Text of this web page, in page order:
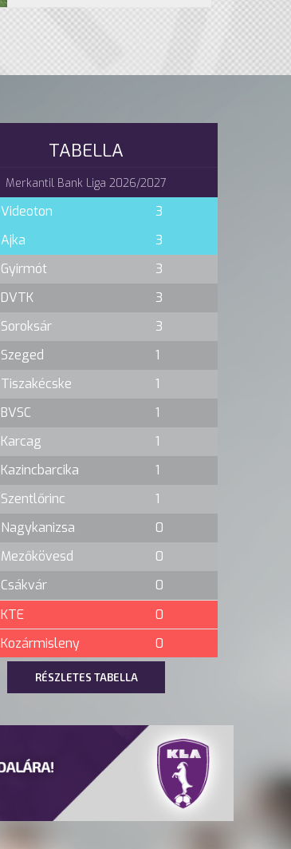
TABELLA
Merkantil Bank Liga 2026/2027
Videoton
3
Ajka
3
Gyirmót
3
DVTK
3
Soroksár
3
Szeged
1
Tiszakécske
1
BVSC
1
Karcag
1
Kazincbarcika
1
Szentlőrinc
1
Nagykanizsa
0
Mezőkövesd
0
Csákvár
0
KTE
0
Kozármisleny 0
RÉSZLETES TABELLA